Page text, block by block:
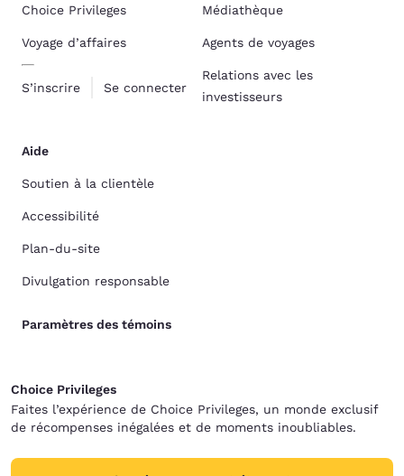
Choice Privileges
Voyage d’affaires
S’inscrire Se connecter
Médiathèque
Agents de voyages
Relations avec les
investisseurs
Aide
Soutien à la clientèle
Accessibilité
Plan-du-site
Divulgation responsable
Paramètres des témoins
Choice Privileges
Faites l’expérience de Choice Privileges, un monde exclusif
de récompenses inégalées et de moments inoubliables.